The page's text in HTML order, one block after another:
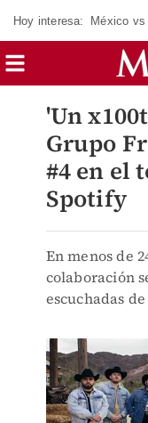
Hoy interesa: México vs
'Un
Grupo
#4 en el
Spotify
En menos de
colaboración
escuchadas